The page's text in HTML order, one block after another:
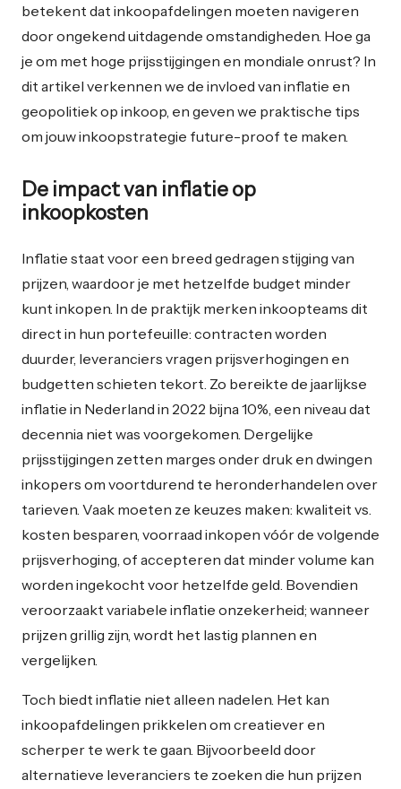
betekent dat inkoopafdelingen moeten navigeren
door ongekend uitdagende omstandigheden. Hoe ga
je om met hoge prijsstijgingen en mondiale onrust? In
dit artikel verkennen we de invloed van inflatie en
geopolitiek op inkoop, en geven we praktische tips
om jouw inkoopstrategie future-proof te maken.
De impact van inflatie op
inkoopkosten
Inflatie staat voor een breed gedragen stijging van
prijzen, waardoor je met hetzelfde budget minder
kunt inkopen. In de praktijk merken inkoopteams dit
direct in hun portefeuille: contracten worden
duurder, leveranciers vragen prijsverhogingen en
budgetten schieten tekort. Zo bereikte de jaarlijkse
inflatie in Nederland in 2022 bijna 10%, een niveau dat
decennia niet was voorgekomen. Dergelijke
prijsstijgingen zetten marges onder druk en dwingen
inkopers om voortdurend te heronderhandelen over
tarieven. Vaak moeten ze keuzes maken: kwaliteit vs.
kosten besparen, voorraad inkopen vóór de volgende
prijsverhoging, of accepteren dat minder volume kan
worden ingekocht voor hetzelfde geld. Bovendien
veroorzaakt variabele inflatie onzekerheid; wanneer
prijzen grillig zijn, wordt het lastig plannen en
vergelijken.
Toch biedt inflatie niet alleen nadelen. Het kan
inkoopafdelingen prikkelen om creatiever en
scherper te werk te gaan. Bijvoorbeeld door
alternatieve leveranciers te zoeken die hun prijzen